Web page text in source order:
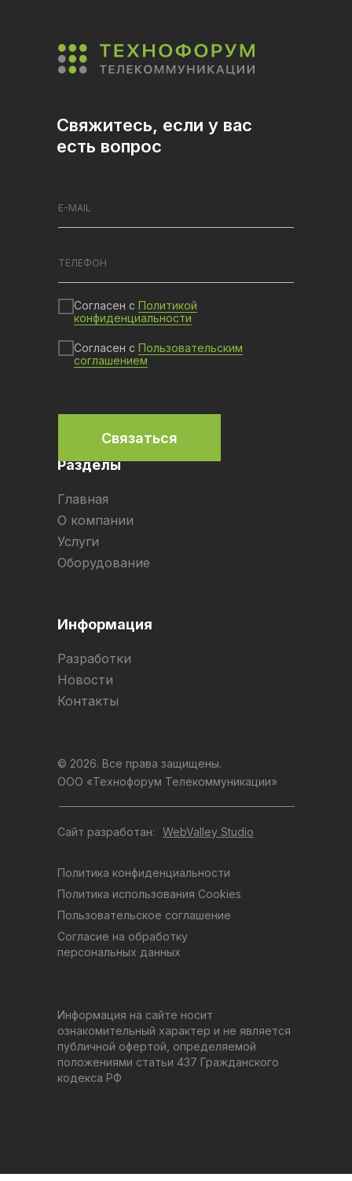
Разделы
Информация
Главная
О компании
Услуги
Оборудование
Разработки
Новости
Контакты
Информация на сайте носит
ознакомительный характер и не является
публичной офертой, определяемой
положениями статьи 437 Гражданского
кодекса РФ
Политика использования Cookies
Согласие на обработку
персональных данных
Пользовательское соглашение
Политика конфиденциальности
© 2026. Все права защищены.
ООО «Технофорум Телекоммуникации»
Сайт разработан:
Согласен с Политикой
конфиденциальности
Согласен с Пользовательским
соглашением
Связаться
Свяжитесь, если у вас
есть вопрос
WebValley Studio